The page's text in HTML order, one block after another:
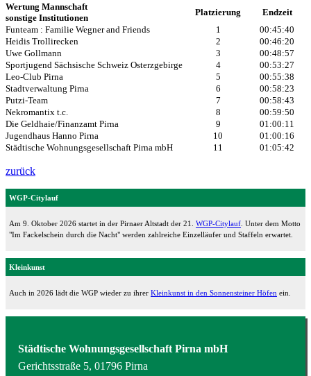
Wertung Mannschaft
sonstige Institutionen
Platzierung
Endzeit
Funteam : Familie Wegner and Friends
1
00:45:40
Heidis Trollirecken
2
00:46:20
Uwe Gollmann
3
00:48:57
Sportjugend Sächsische Schweiz Osterzgebirge
4
00:53:27
Leo-Club Pirna
5
00:55:38
Stadtverwaltung Pirna
6
00:58:23
Putzi-Team
7
00:58:43
Nekromantix t.c.
8
00:59:50
Die Geldhaie/Finanzamt Pirna
9
01:00:11
Jugendhaus Hanno Pirna
10
01:00:16
Städtische Wohnungsgesellschaft Pirna mbH
11 01:05:42
zurück
WGP-Citylauf
Am 9. Oktober 2026 startet in der Pirnaer Altstadt der 21. WGP-Citylauf . Unter dem Motto
"Im Fackelschein durch die Nacht" werden zahlreiche Einzelläufer und Staffeln erwartet.
Kleinkunst
Auch in 2026 lädt die WGP wieder zu ihrer Kleinkunst in den Sonnensteiner Höfen ein.
Städtische Wohnungsgesellschaft Pirna mbH
Gerichtsstraße 5, 01796 Pirna